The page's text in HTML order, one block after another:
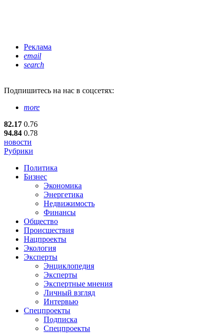
Реклама
email
search
Подпишитесь на нас в соцсетях:
more
82.17 0.76
94.84 0.78
новости
Рубрики
Политика
Бизнес
Экономика
Энергетика
Недвижимость
Финансы
Общество
Происшествия
Нацпроекты
Экология
Эксперты
Энциклопедия
Эксперты
Экспертные мнения
Личный взгляд
Интервью
Спецпроекты
Подписка
Спецпроекты